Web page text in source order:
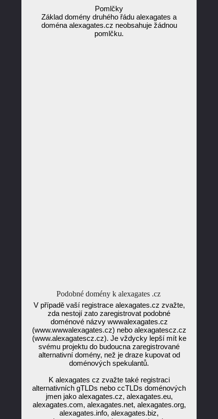
Pomlčky
Základ domény druhého řádu alexagates a
doména alexagates.cz neobsahuje žádnou
pomlčku.
Podobné domény k alexagates .cz
V případě vaší registrace alexagates.cz zvažte,
zda nestojí zato zaregistrovat podobné
doménové názvy wwwalexagates.cz
(www.wwwalexagates.cz) nebo alexagatescz.cz
(www.alexagatescz.cz). Je vždycky lepší mít ke
svému projektu do budoucna zaregistrované
alternativní domény, než je draze kupovat od
doménových spekulantů.
K alexagates cz zvažte také registraci
alternativních gTLDs nebo ccTLDs doménových
jmen jako alexagates.cz, alexagates.eu,
alexagates.com, alexagates.net, alexagates.org,
alexagates.info, alexagates.biz,